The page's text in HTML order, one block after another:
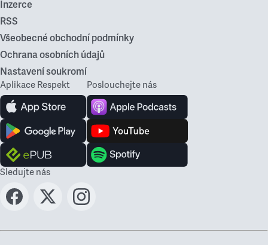
Inzerce
RSS
Všeobecné obchodní podmínky
Ochrana osobních údajů
Nastavení soukromí
Aplikace Respekt Poslouchejte nás
Sledujte nás